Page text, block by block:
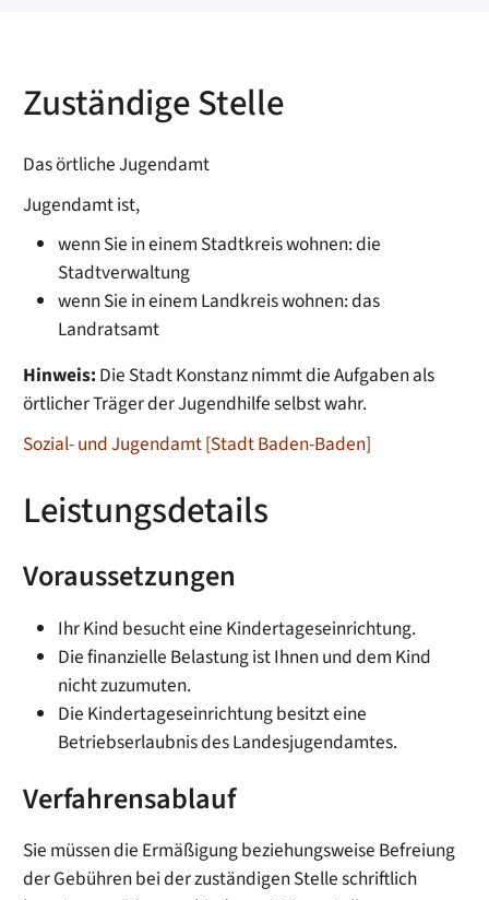
Zuständige Stelle
Das örtliche Jugendamt
Jugendamt ist,
wenn Sie in einem Stadtkreis wohnen: die
Stadtverwaltung
wenn Sie in einem Landkreis wohnen: das
Landratsamt
Hinweis: Die Stadt Konstanz nimmt die Aufgaben als
örtlicher Träger der Jugendhilfe selbst wahr.
Sozial- und Jugendamt [Stadt Baden-Baden]
Leistungsdetails
Voraussetzungen
Ihr Kind besucht eine Kindertageseinrichtung.
Die finanzielle Belastung ist Ihnen und dem Kind
nicht zuzumuten.
Die Kindertageseinrichtung besitzt eine
Betriebserlaubnis des Landesjugendamtes.
Verfahrensablauf
Sie müssen die Ermäßigung beziehungsweise Befreiung
der Gebühren bei der zuständigen Stelle schriftlich